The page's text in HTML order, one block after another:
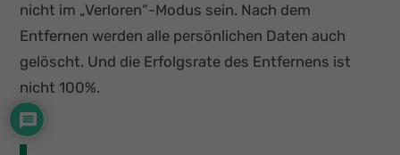
nicht im „Verloren“-Modus sein. Nach dem
Entfernen werden alle persönlichen Daten auch
gelöscht. Und die Erfolgsrate des Entfernens ist
nicht 100%.